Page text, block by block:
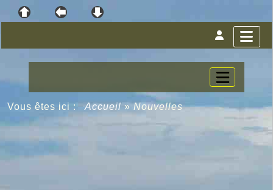
Vous êtes ici : Accueil »Nouvelles